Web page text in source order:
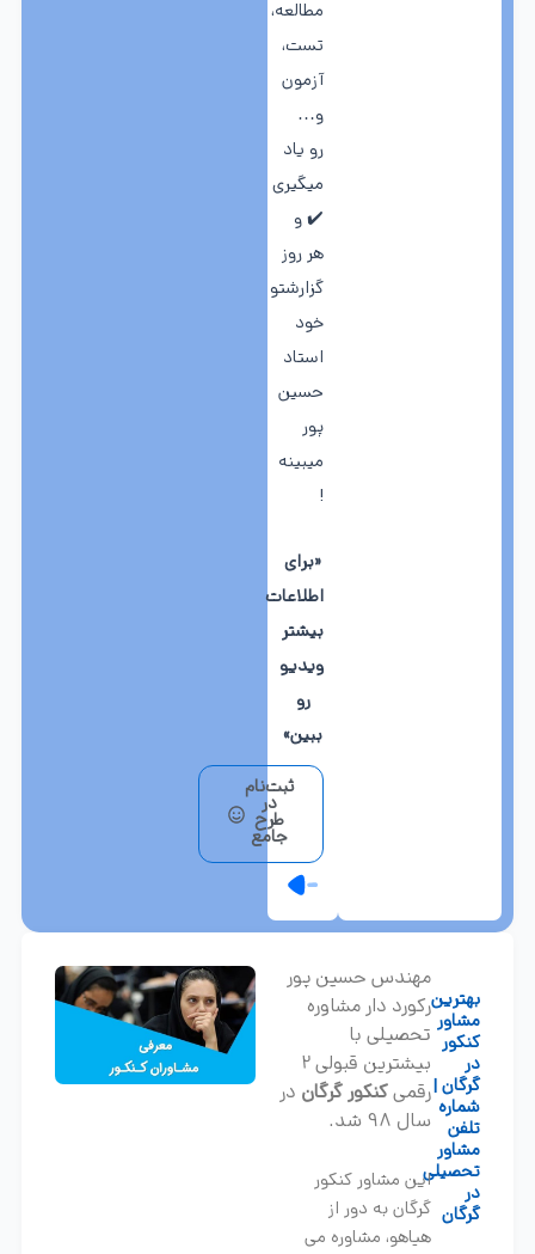
مطالعه،
تست،
آزمون
و…
رو یاد
میگیری
✔️ و
هر روز
گزارشتو
خود
استاد
حسین
پور
میبینه
!
«برای
اطلاعات
بیشتر
ویدیو
رو
ببین»
ثبت‌نام
در
طرح
جامع
بهترین
مشاور
کنکور
در
گرگان |
شماره
تلفن
مشاور
تحصیلی
در
گرگان
مهندس حسین پور
رکورد دار مشاوره
تحصیلی با
بیشترین قبولی 2
رقمیکنکور گرگان در
سال 98 شد.
این مشاور کنکور
گرگان به دور از
هیاهو، مشاوره می